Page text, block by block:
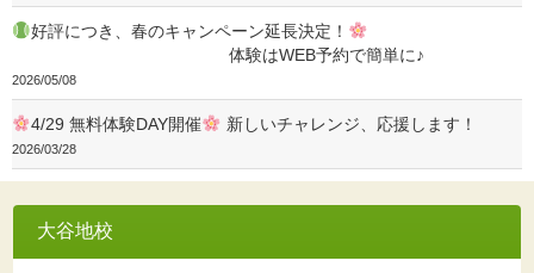
好評につき、春のキャンペーン延長決定！
体験はWEB予約で簡単に♪
2026/05/08
4/29 無料体験DAY開催 新しいチャレンジ、応援します！
2026/03/28
大谷地校